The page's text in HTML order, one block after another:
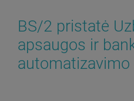
BS/2 pristatė
apsaugos ir